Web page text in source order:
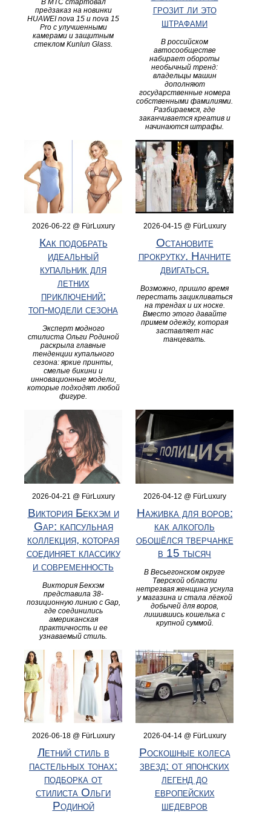
предзаказ на новинки
HUAWEI nova 15 и nova 15
Pro с улучшенными
камерами и защитным
стеклом Kunlun Glass.
грозит ли это
штрафами
В российском
автосообществе
набирает обороты
необычный тренд:
владельцы машин
дополняют
государственные номера
собственными фамилиями.
Разбираемся, где
заканчивается креатив и
начинаются штрафы.
2026-06-22 @ FürLuxury
Как подобрать
идеальный
купальник для
летних
приключений:
топ‑модели сезона
Эксперт модного
стилиста Ольги Родиной
раскрыла главные
тенденции купального
сезона: яркие принты,
смелые бикини и
инновационные модели,
которые подходят любой
фигуре.
2026-04-15 @ FürLuxury
Остановите
прокрутку. Начните
двигаться.
Возможно, пришло время
перестать зацикливаться
на трендах и их носке.
Вместо этого давайте
примем одежду, которая
заставляет нас
танцевать.
2026-04-21 @ FürLuxury
Виктория Бекхэм и
Gap: капсульная
коллекция, которая
соединяет классику
и современность
Виктория Бекхэм
представила 38-
позиционную линию с Gap,
где соединились
американская
практичность и ее
узнаваемый стиль.
2026-04-12 @ FürLuxury
Наживка для воров:
как алкоголь
обошёлся тверчанке
в 15 тысяч
В Весьегонском округе
Тверской области
нетрезвая женщина уснула
у магазина и стала лёгкой
добычей для воров,
лишившись кошелька с
крупной суммой.
2026-06-18 @ FürLuxury
Летний стиль в
пастельных тонах:
подборка от
стилиста Ольги
Родиной
2026-04-14 @ FürLuxury
Роскошные колеса
звезд: от японских
легенд до
европейских
шедевров